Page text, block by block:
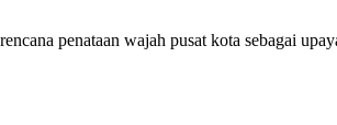
penataan wajah pusat kota sebagai